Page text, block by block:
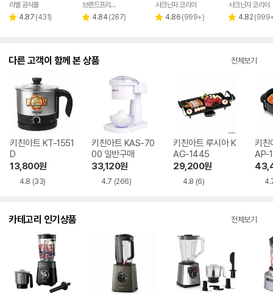
페이
리벨 공식몰
별 4.87 리
(431)
페이
브랜드프리미엄아울렛
별 4.84 리
(287)
샤크닌자 코리아
별 4.86 리
(999+)
샤크닌자 코리아
별 4.82 리
(
다른 고객이 함께 본 상품 전체보기
키친아트 KT-1551
D
13,800원
4.8 (33)
키친아트 KAS-70
00 일반구매
33,120원
4.7 (266)
키친아트 루시아 K
AG-1445
29,200원
4.8 (6)
키친
AP-
카테고리 인기상품 전체보기